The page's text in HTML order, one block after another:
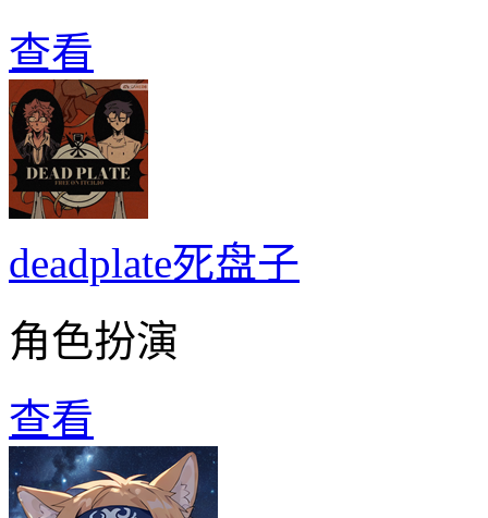
查看
deadplate死盘子
角色扮演
查看